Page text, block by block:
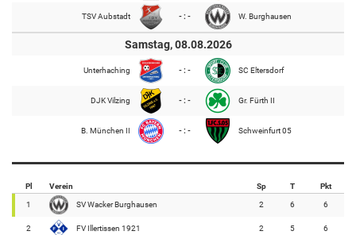
TSV Aubstadt - : - W. Burghausen
Samstag, 08.08.2026
Unterhaching - : - SC Eltersdorf
DJK Vilzing - : - Gr. Fürth II
B. München II - : - Schweinfurt 05
Pl Verein Sp T Pkt
1 SV Wacker Burghausen 2 6 6
2 FV Illertissen 1921 2 5 6